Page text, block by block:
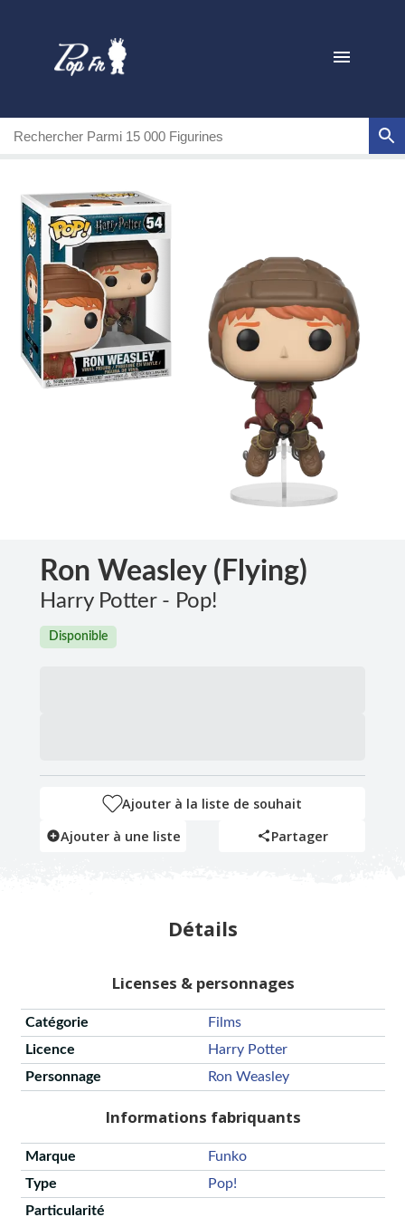
Ron Weasley (Flying)
Harry Potter - Pop!
Disponible
Ajouter à la liste de souhait
Ajouter à une liste
Partager
Détails
Licenses & personnages
Catégorie
Films
Licence
Harry Potter
Personnage
Ron Weasley
Informations fabriquants
Marque
Funko
Type
Pop!
Particularité